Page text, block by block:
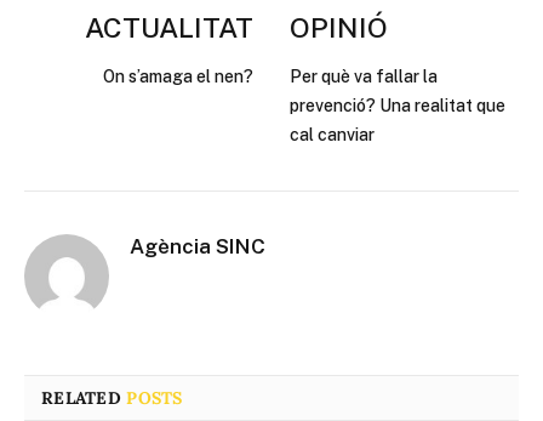
ACTUALITAT
On s’amaga el nen?
OPINIÓ
Per què va fallar la
prevenció? Una realitat que
cal canviar
Agència SINC
RELATEDPOSTS